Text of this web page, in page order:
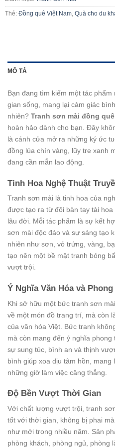
Thẻ: Đồng quê Việt Nam Quà cho du
MÔ TẢ
Bạn đang tìm kiếm một tác
gian sống, mang lại cảm giác
nhiên? Tranh sơn mài đồng quê
hoàn hảo dành cho bạn. Đây
là cánh cửa mở ra những ký ức
đồng lúa chín vàng, lũy tre xanh
đang cần mẫn lao động.
Tinh Hoa Nghệ Thuật
Tranh sơn mài là tinh hoa của
được tạo ra từ đôi bàn tay tài
lâu đời. Mỗi tác phẩm là sự kết
sơn mài độc đáo và sự sáng tạo
nhiên như sơn, vỏ trứng, vàng,
tạo nên một bề mặt tranh bóng
vượt trội.
Ý Nghĩa Văn Hóa và
Khi sở hữu một bức tranh sơn
về một món đồ trang trí, mà còn
của văn hóa Việt. Bức tranh
mà còn mang đến ý nghĩa
sự sung túc, bình an và thịnh
bình giúp xoa dịu tâm hồn, mang
những giờ làm việc căng thẳng.
Độ Bền Vượt Thời Gian
Với chất lượng vượt trội, tranh
tốt với thời gian, không bị phai
như mới trong nhiều năm. Sản
phòng khách, phòng ngủ, phòng